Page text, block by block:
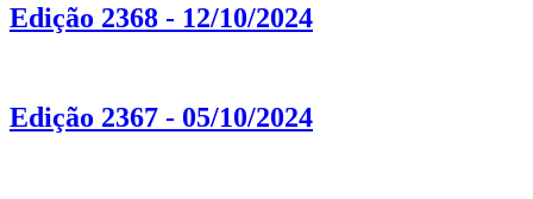
Edição 2368 - 12/10/2024
Edição 2367 - 05/10/2024